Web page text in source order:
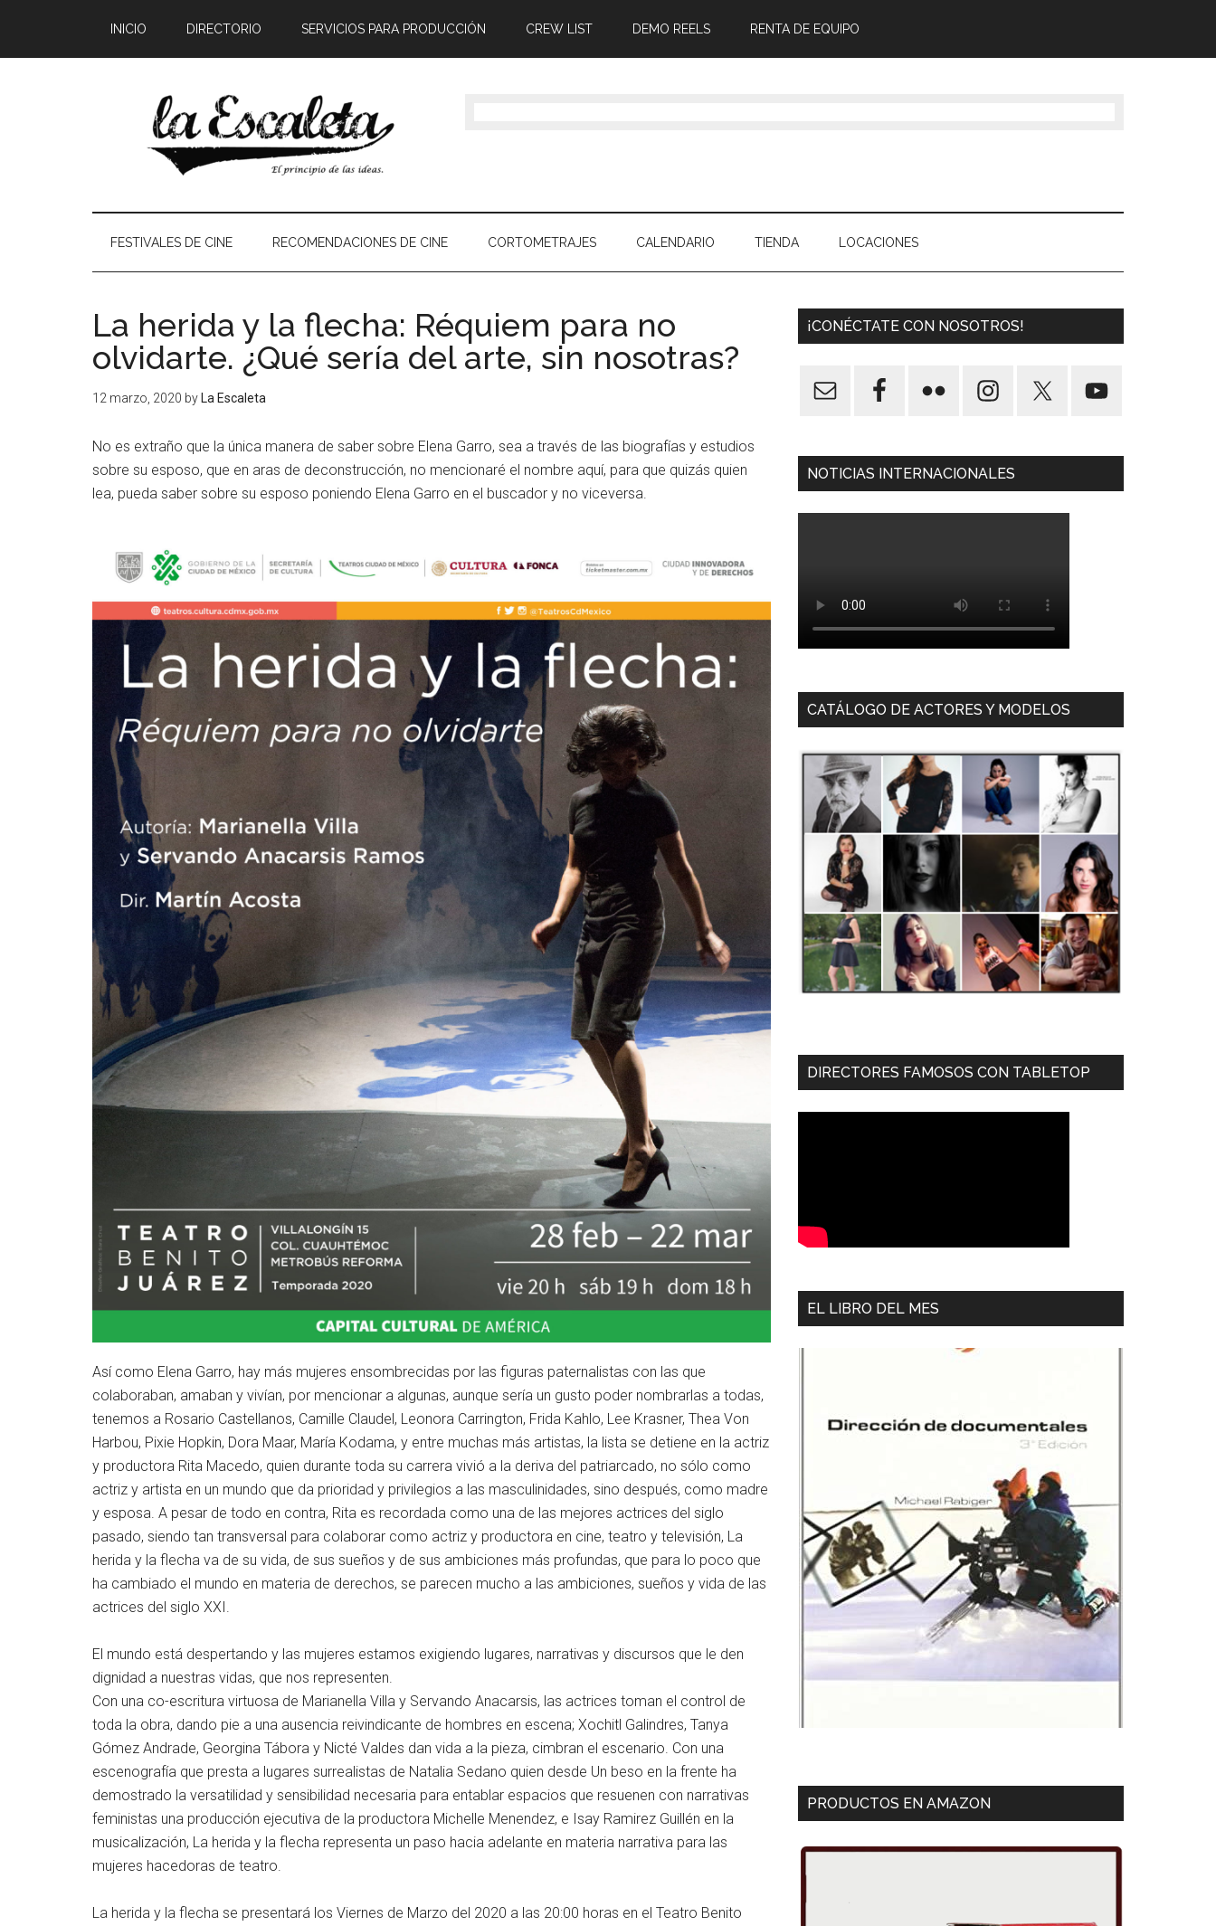
INICIO DIRECTORIO SERVICIOS PARA PRODUCCIÓN CREW LIST DEMO REELS RENTA DE EQUIPO
FESTIVALES DE CINE RECOMENDACIONES DE CINE CORTOMETRAJES CALENDARIO TIENDA LOCACIONES
La herida y la flecha: Réquiem para no
olvidarte. ¿Qué sería del arte, sin nosotras?
12 marzo, 2020 by La Escaleta
No es extraño que la única manera de saber sobre Elena Garro, sea a través de las biografías y estudios
sobre su esposo, que en aras de deconstrucción, no mencionaré el nombre aquí, para que quizás quien
lea, pueda saber sobre su esposo poniendo Elena Garro en el buscador y no viceversa.
Así como Elena Garro, hay más mujeres ensombrecidas por las figuras paternalistas con las que
colaboraban, amaban y vivían, por mencionar a algunas, aunque sería un gusto poder nombrarlas a todas,
tenemos a Rosario Castellanos, Camille Claudel, Leonora Carrington, Frida Kahlo, Lee Krasner, Thea Von
Harbou, Pixie Hopkin, Dora Maar, María Kodama, y entre muchas más artistas, la lista se detiene en la actriz
y productora Rita Macedo, quien durante toda su carrera vivió a la deriva del patriarcado, no sólo como
actriz y artista en un mundo que da prioridad y privilegios a las masculinidades, sino después, como madre
y esposa. A pesar de todo en contra, Rita es recordada como una de las mejores actrices del siglo
pasado, siendo tan transversal para colaborar como actriz y productora en cine, teatro y televisión, La
herida y la flecha va de su vida, de sus sueños y de sus ambiciones más profundas, que para lo poco que
ha cambiado el mundo en materia de derechos, se parecen mucho a las ambiciones, sueños y vida de las
actrices del siglo XXI.
El mundo está despertando y las mujeres estamos exigiendo lugares, narrativas y discursos que le den
dignidad a nuestras vidas, que nos representen.
Con una co-escritura virtuosa de Marianella Villa y Servando Anacarsis, las actrices toman el control de
toda la obra, dando pie a una ausencia reivindicante de hombres en escena; Xochitl Galindres, Tanya
Gómez Andrade, Georgina Tábora y Nicté Valdes dan vida a la pieza, cimbran el escenario. Con una
escenografía que presta a lugares surrealistas de Natalia Sedano quien desde Un beso en la frente ha
demostrado la versatilidad y sensibilidad necesaria para entablar espacios que resuenen con narrativas
feministas una producción ejecutiva de la productora Michelle Menendez, e Isay Ramirez Guillén en la
musicalización, La herida y la flecha representa un paso hacia adelante en materia narrativa para las
mujeres hacedoras de teatro.
La herida y la flecha se presentará los Viernes de Marzo del 2020 a las 20:00 horas en el Teatro Benito
¡CONÉCTATE CON NOSOTROS!
NOTICIAS INTERNACIONALES
CATÁLOGO DE ACTORES Y MODELOS
DIRECTORES FAMOSOS CON TABLETOP
EL LIBRO DEL MES
PRODUCTOS EN AMAZON